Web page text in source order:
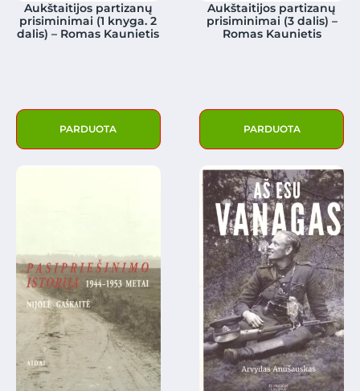
Aukštaitijos partizanų
prisiminimai (1 knyga. 2
dalis) – Romas Kaunietis
PARDUOTA
Aukštaitijos partizanų
prisiminimai (3 dalis) –
Romas Kaunietis
PARDUOTA